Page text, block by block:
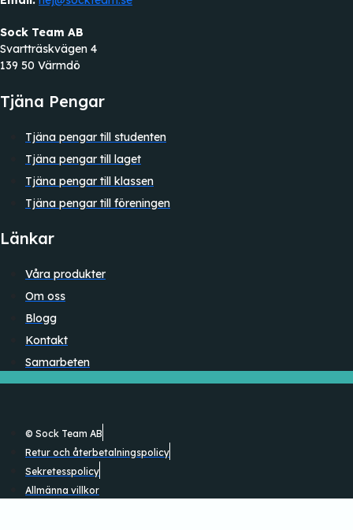
Sock Team AB
Svartträskvägen 4
139 50 Värmdö
Tjäna Pengar
Tjäna pengar till studenten
Tjäna pengar till laget
Tjäna pengar till klassen
Tjäna pengar till föreningen
Länkar
Våra produkter
Om oss
Blogg
Kontakt
Samarbeten
© Sock Team AB
Retur och återbetalningspolicy
Sekretesspolicy
Allmänna villkor